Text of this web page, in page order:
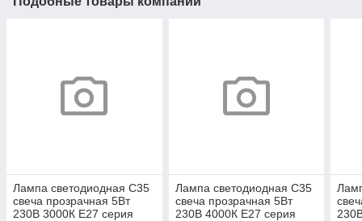
Лампа светодиодная C35
свеча прозрачная 5Вт
230В 3000К E27 серия
Лампа светодиодная C35
свеча прозрачная 5Вт
230В 4000К E27 серия